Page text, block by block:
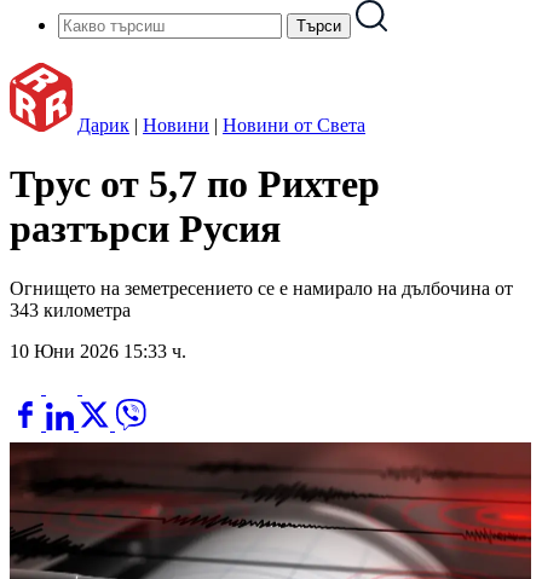
Дарик | Новини | Новини от Света
Трус от 5,7 по Рихтер
разтърси Русия
Огнището на земетресението се е намирало на дълбочина от
343 километра
10 Юни 2026 15:33 ч.